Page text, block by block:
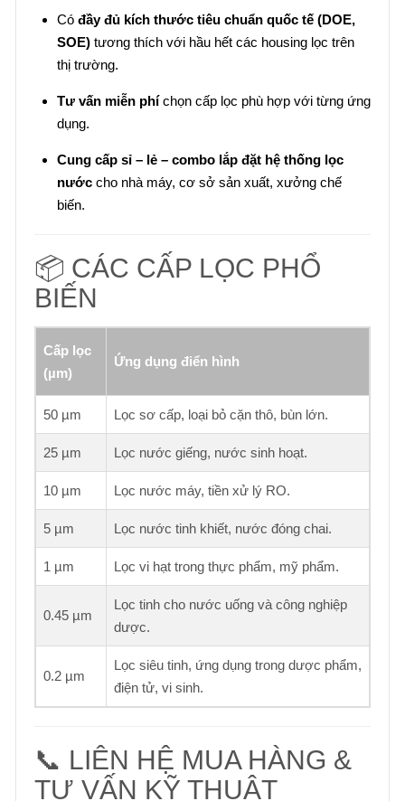
Có đầy đủ kích thước tiêu chuẩn quốc tế (DOE,
SOE) tương thích với hầu hết các housing lọc trên
thị trường.
Tư vấn miễn phíchọn cấp lọc phù hợp với từng ứng
dụng.
Cung cấp sỉ – lẻ – combo lắp đặt hệ thống lọc
nước cho nhà máy, cơ sở sản xuất, xưởng chế
biến.
📦 CÁC CẤP LỌC PHỔ
BIẾN
Cấp lọc
(µm)
Ứng dụng điển hình
50 µm Lọc sơ cấp, loại bỏ cặn thô, bùn lớn.
25 µm Lọc nước giếng, nước sinh hoạt.
10 µm Lọc nước máy, tiền xử lý RO.
5 µm Lọc nước tinh khiết, nước đóng chai.
1 µm Lọc vi hạt trong thực phẩm, mỹ phẩm.
0.45 µm
Lọc tinh cho nước uống và công nghiệp
dược.
0.2 µm
Lọc siêu tinh, ứng dụng trong dược phẩm,
điện tử, vi sinh.
📞 LIÊN HỆ MUA HÀNG &
TƯ VẤN KỸ THUẬT